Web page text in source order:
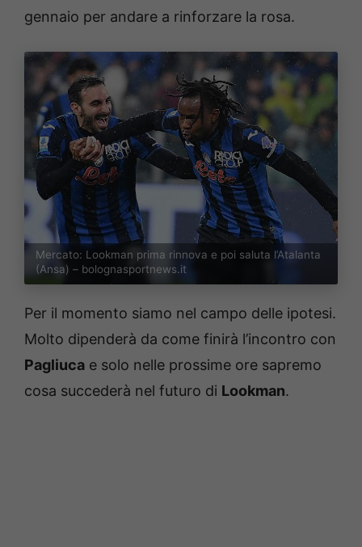
gennaio per andare a rinforzare la rosa.
Mercato: Lookman prima rinnova e poi saluta l’Atalanta
(Ansa) – bolognasportnews.it
Per il momento siamo nel campo delle ipotesi.
Molto dipenderà da come finirà l’incontro con
Pagliuca e solo nelle prossime ore sapremo
cosa succederà nel futuro di Lookman.